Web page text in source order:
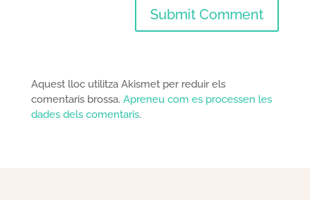
Aquest lloc utilitza Akismet per reduir els
comentaris brossa. Apreneu com es processen les
dades dels comentaris.